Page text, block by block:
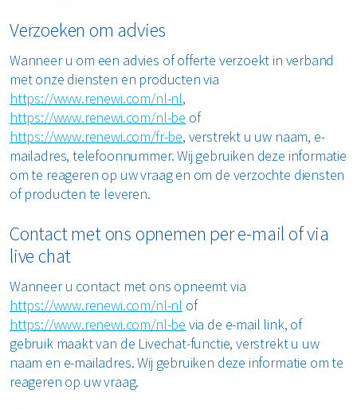
Verzoeken om advies
Wanneer u om een advies of offerte verzoekt in verband
met onze diensten en producten via
https://www.renewi.com/nl-nl,
https://www.renewi.com/nl-be of
https://www.renewi.com/fr-be, verstrekt u uw naam, e-
mailadres, telefoonnummer. Wij gebruiken deze informatie
om te reageren op uw vraag en om de verzochte diensten
of producten te leveren.
Contact met ons opnemen per e-mail of via
live chat
Wanneer u contact met ons opneemt via
https://www.renewi.com/nl-nl of
https://www.renewi.com/nl-be via de e-mail link, of
gebruik maakt van de Livechat-functie, verstrekt u uw
naam en e-mailadres. Wij gebruiken deze informatie om te
reageren op uw vraag.